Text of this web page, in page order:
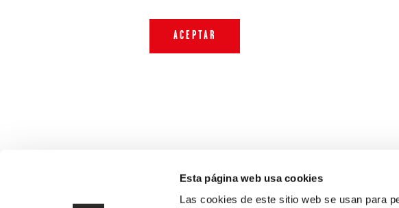
Esta página web usa cookies
Las cookies de este sitio web se usan para